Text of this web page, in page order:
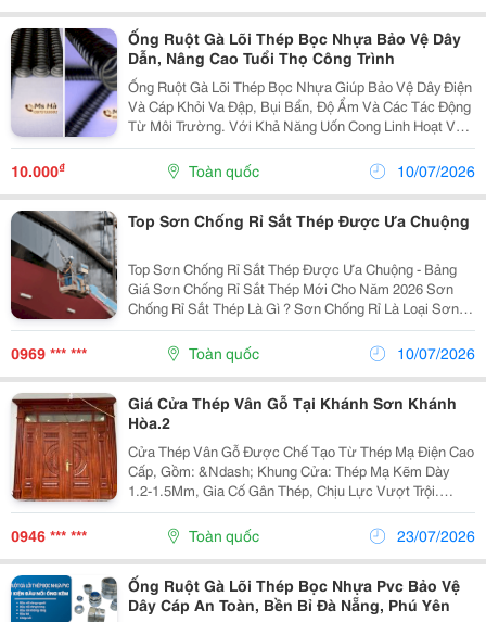
Ống Ruột Gà Lõi Thép Bọc Nhựa Bảo Vệ Dây
Dẫn, Nâng Cao Tuổi Thọ Công Trình
Ống Ruột Gà Lõi Thép Bọc Nhựa Giúp Bảo Vệ Dây Điện
Và Cáp Khỏi Va Đập, Bụi Bẩn, Độ Ẩm Và Các Tác Động
Từ Môi Trường. Với Khả Năng Uốn Cong Linh Hoạt Và
Nhiều Kích Thước, Sản Phẩm Phù Hợp Cho Cả Công
Trình Dân Dụng Và Công Nghiệp. ✔ Lõi Thép Mạ Kẽm...
10.000₫ Toàn quốc 10/07/2026
Top Sơn Chống Rỉ Sắt Thép Được Ưa Chuộng
Top Sơn Chống Rỉ Sắt Thép Được Ưa Chuộng - Bảng
Giá Sơn Chống Rỉ Sắt Thép Mới Cho Năm 2026 Sơn
Chống Rỉ Sắt Thép Là Gì ? Sơn Chống Rỉ Là Loại Sơn
Lót Chuyên Dụng Được Thiết Kế Dành Cho Bề Mặt Kim
Loại Như Sắt, Thép, Thép Mạ Kẽm Hoặc Kết Cấu
Thép....
0969 *** *** Toàn quốc 10/07/2026
Giá Cửa Thép Vân Gỗ Tại Khánh Sơn Khánh
Hòa.2
Cửa Thép Vân Gỗ Được Chế Tạo Từ Thép Mạ Điện Cao
Cấp, Gồm: &Ndash; Khung Cửa: Thép Mạ Kẽm Dày
1.2-1.5Mm, Gia Cố Gân Thép, Chịu Lực Vượt Trội.
&Ndash; Cánh Cửa Có Độ Dày 50Mm, Với 2 Tấm Thép
Dày 0.8Mm &Ndash; 1Mm Bao Ngoài. Lõi Bên Trong Là
0946 *** *** Toàn quốc 23/07/2026
Ống Ruột Gà Lõi Thép Bọc Nhựa Pvc Bảo Vệ
Dây Cáp An Toàn, Bền Bỉ Đà Nẵng, Phú Yên